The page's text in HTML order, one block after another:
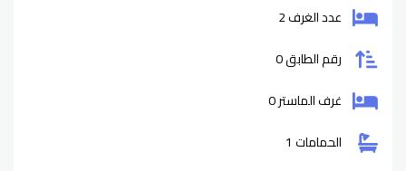
عدد الغرف 2
رقم الطابق 0
غرف الماستر 0
الحمامات 1